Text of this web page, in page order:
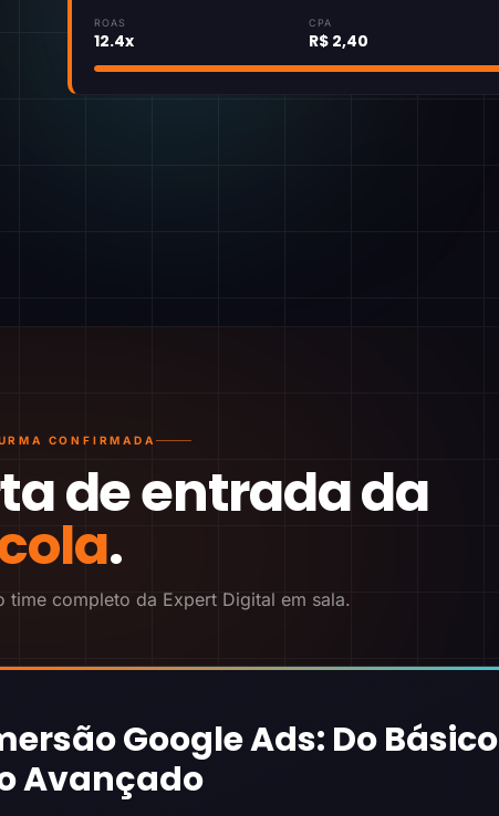
ROAS
12.4x
CPA
R$ 2,40
CONFIRMADA
de entrada da
.
time completo da Expert Digital em sala.
Google Ads: Do Básico
Avançado